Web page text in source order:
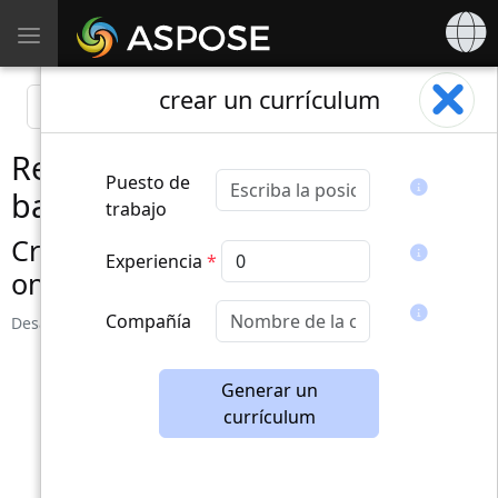
Toggle
navigation
Reanudar IA: creador de CV
basado en GPT
Crea un currículum profesional
online
Desarrollado poraspose.com ,aspose.netyaspose.cloud
crear un currículum
Puesto de
trabajo
Experiencia *
Compañía
Generar un
currículum